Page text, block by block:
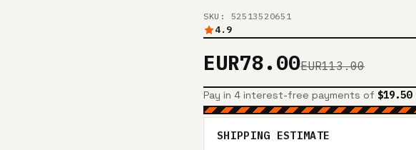
SKU: 52513520651
4.9
EUR78.00EUR113.00
Pay in 4 interest-free payments of $19.50
SHIPPING ESTIMATE